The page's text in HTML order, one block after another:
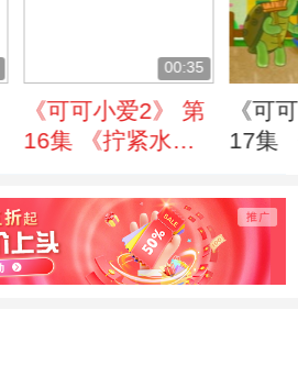
00:35
《可可小爱2》 第
16集 《拧紧水龙
《可
17集